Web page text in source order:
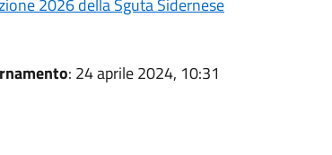
2026 della Sguta Sidernese
: 24 aprile 2024, 10:31